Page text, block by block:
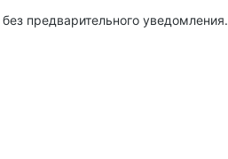
предварительного уведомления.